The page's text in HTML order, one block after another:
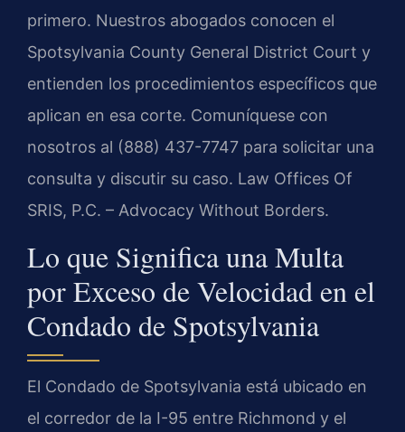
primero. Nuestros abogados conocen el
Spotsylvania County General District Court y
entienden los procedimientos específicos que
aplican en esa corte. Comuníquese con
nosotros al (888) 437-7747 para solicitar una
consulta y discutir su caso. Law Offices Of
SRIS, P.C. – Advocacy Without Borders.
Lo que Significa una Multa
por Exceso de Velocidad en el
Condado de Spotsylvania
El Condado de Spotsylvania está ubicado en
el corredor de la I-95 entre Richmond y el